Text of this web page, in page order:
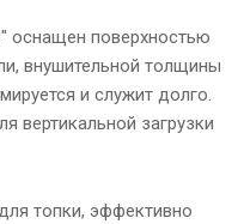
оснащен поверхностью
внушительной толщины
и служит долго.
вертикальной загрузки
топки, эффективно